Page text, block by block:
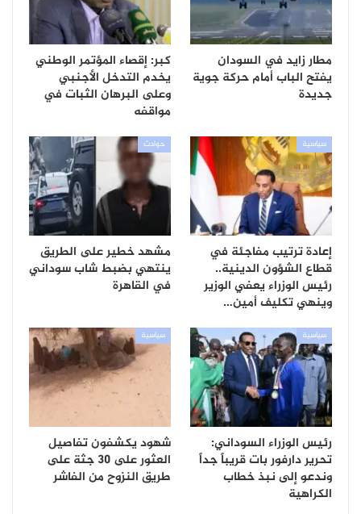
مطار زايد في السودان
يفتح الباب أمام حركة جوية
جديدة
كبر: إقصاء المؤتمر الوطني
يخدم التدخل الأجنبي
وعلى البرهان الثبات في
مواقفه
سياسية
إعادة ترتيب مفاجئة في
قطاع الشؤون الدينية..
رئيس الوزراء يعفي الوزير
وينهي تكليف أمين…
حوادث
مشهد خطير على الطريق
ينتهي بضبط شاب سوداني
في القاهرة
سياسية
رئيس الوزراء السوداني:
تحرير دارفور بات قريباً جداً
وندعو إلى نبذ خطاب
الكراهية
سياسية
شهود يكشفون تفاصيل
العثور على 30 جثة على
طريق النزوح من الفاشر